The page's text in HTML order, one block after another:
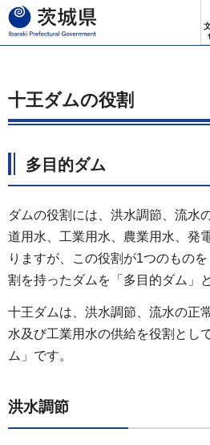
茨城県
十王ダムの役割
多目的ダム
ダムの役割には、洪水調節、流水
道用水、工業用水、農業用水、発
りますが、この役割が1つのもの
割を持ったダムを「多目的ダム」
十王ダムは、洪水調節、流水の正
水及び工業用水の供給を役割とし
ム」です。
洪水調節